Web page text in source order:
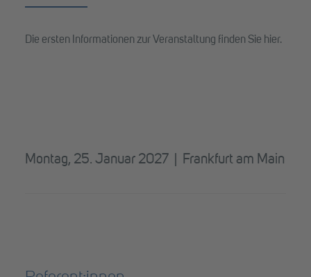
Die ersten Informationen zur Veranstaltung finden Sie hier.
Montag, 25. Januar 2027 | Frankfurt am Main